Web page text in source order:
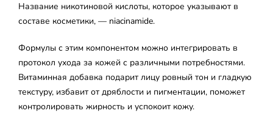
Название никотиновой кислоты, которое указывают в
составе косметики, — niacinamide.
Формулы с этим компонентом можно интегрировать в
протокол ухода за кожей с различными потребностями.
Витаминная добавка подарит лицу ровный тон и гладкую
текстуру, избавит от дряблости и пигментации, поможет
контролировать жирность и успокоит кожу.